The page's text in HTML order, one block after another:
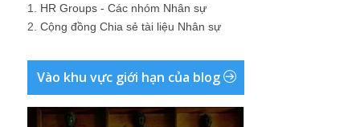
1. HR Groups - Các nhóm Nhân sự
2. Cộng đồng Chia sẻ tài liệu Nhân sự
Vào khu vực giới hạn của blog